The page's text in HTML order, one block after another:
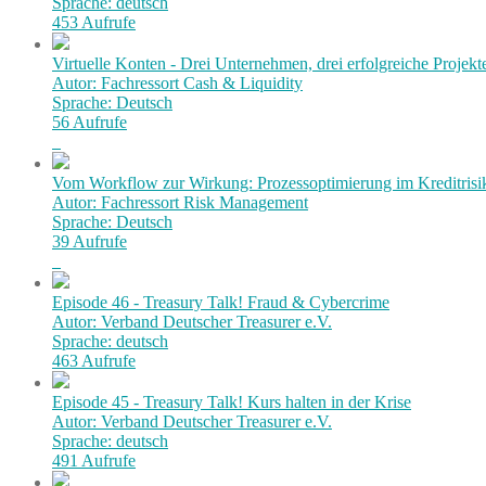
453 Aufrufe
Virtuelle Konten - Drei Unternehmen, drei erfolgreiche
Autor: Fachressort Cash & Liquidity
Sprache: Deutsch
56 Aufrufe
Vom Workflow zur Wirkung: Prozessoptimierung im
Autor: Fachressort Risk Management
Sprache: Deutsch
39 Aufrufe
Episode 46 - Treasury Talk! Fraud & Cybercrime
Autor: Verband Deutscher Treasurer e.V.
Sprache: deutsch
463 Aufrufe
Episode 45 - Treasury Talk! Kurs halten in der Krise
Autor: Verband Deutscher Treasurer e.V.
Sprache: deutsch
491 Aufrufe